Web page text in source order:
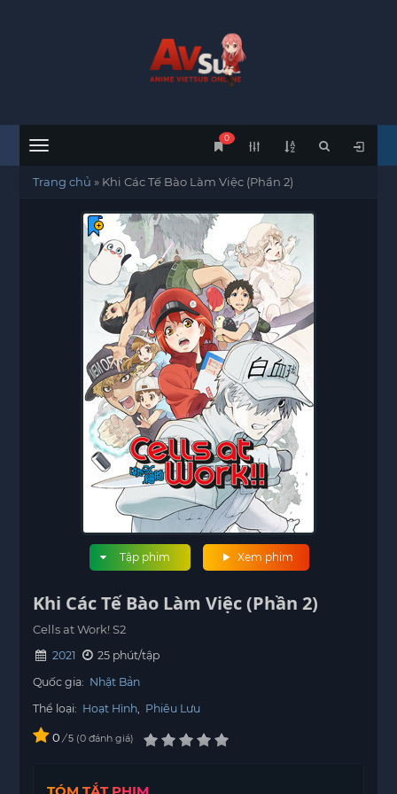
Menu
0
Trang chủ » Khi Các Tế Bào Làm Việc (Phần 2)
Xem phim
Tập phim
Khi Các Tế Bào Làm Việc (Phần 2)
Cells at Work! S2
2021
25 phút/tập
Quốc gia: Nhật Bản
Thể loại: Hoạt Hình, Phiêu Lưu
0 / 5 0 đánh giá